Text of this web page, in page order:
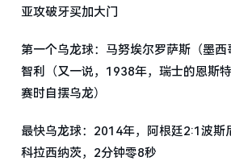
亚攻破牙买加大门
第一个乌龙球：马努埃尔罗萨斯（墨
智利（又一说，1938年，瑞士的恩斯
赛时自摆乌龙）
最快乌龙球：2014年，阿根廷2:1波斯
科拉西纳茨，2分钟零8秒